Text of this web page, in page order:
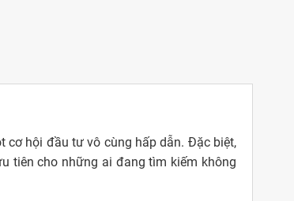
hội đầu tư vô cùng hấp dẫn. Đặc biệt,
tiên cho những ai đang tìm kiếm không